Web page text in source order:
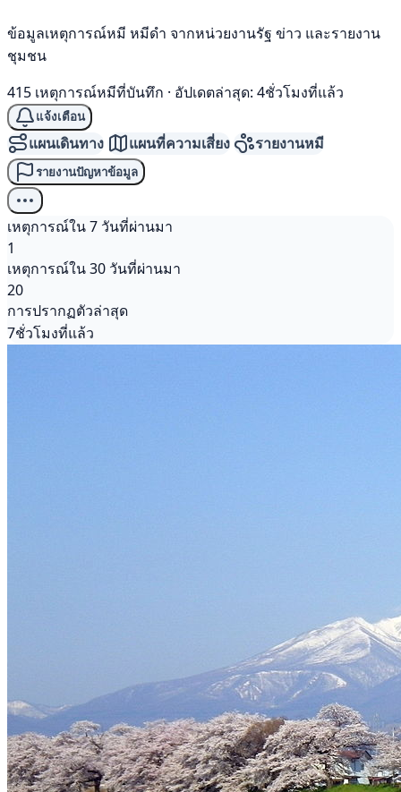
ข้อมูลเหตุการณ์หมี หมีดำ จากหน่วยงานรัฐ ข่าว และรายงาน
ชุมชน
415 เหตุการณ์หมีที่บันทึก · อัปเดตล่าสุด: 4ชั่วโมงที่แล้ว
แจ้งเตือน
แผนเดินทาง แผนที่ความเสี่ยง รายงานหมี
รายงานปัญหาข้อมูล
เหตุการณ์ใน 7 วันที่ผ่านมา
1
เหตุการณ์ใน 30 วันที่ผ่านมา
20
การปรากฏตัวล่าสุด
7ชั่วโมงที่แล้ว